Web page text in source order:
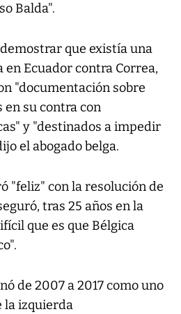
Balda".
que existía una
Ecuador contra Correa,
"documentación sobre
en su contra con
y "destinados a impedir
el abogado belga.
"feliz" con la resolución de
tras 25 años en la
que es que Bélgica
de 2007 a 2017 como uno
la izquierda